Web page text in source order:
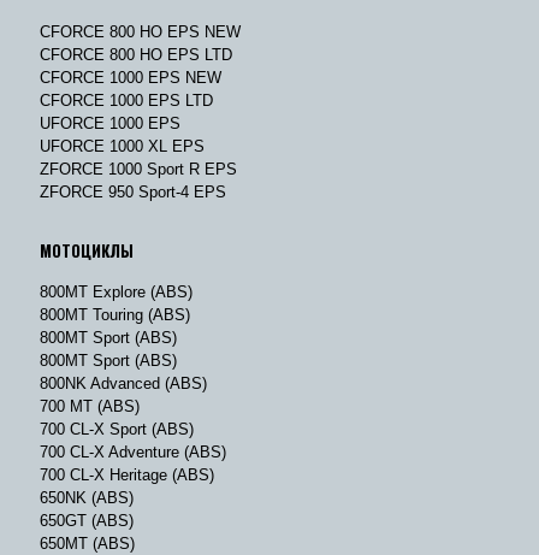
CFORCE 800 HO EPS NEW
CFORCE 800 HO EPS LTD
CFORCE 1000 EPS NEW
CFORCE 1000 EPS LTD
UFORCE 1000 EPS
UFORCE 1000 XL EPS
ZFORCE 1000 Sport R EPS
ZFORCE 950 Sport-4 EPS
МОТОЦИКЛЫ
800MT Explore (ABS)
800MT Touring (ABS)
800MT Sport (ABS)
800MT Sport (ABS)
800NK Advanced (ABS)
700 MT (ABS)
700 CL-X Sport (ABS)
700 CL-X Adventure (ABS)
700 CL-X Heritage (ABS)
650NK (ABS)
650GT (ABS)
650MT (ABS)